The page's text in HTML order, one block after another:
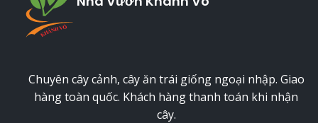
Chuyên cây cảnh, cây ăn trái giống ngoại nhập. Giao
hàng toàn quốc. Khách hàng thanh toán khi nhận
cây.